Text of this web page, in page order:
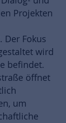
Projekten
Der Fokus
wird
befindet.
öffnet
um